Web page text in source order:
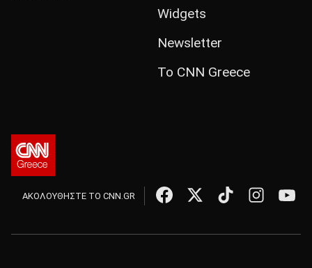
Widgets
Newsletter
Το CNN Greece
ΑΚΟΛΟΥΘΗΣΤΕ ΤΟ CNN.GR